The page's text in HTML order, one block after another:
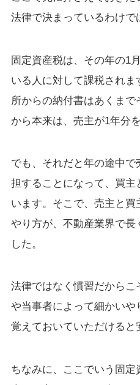
法律で決まっているわけで
固定資産税は、その年の1
いる人に対して課税され
所からの納付書はあくま
から本来は、売主が1年分
でも、それだと年の途中
担することになって、買主
います。そこで、売主と買
やり方が、不動産業界で長
した。
法律ではなく慣習だから
や当事者によって細かいや
覚えておいていただけると
ちなみに、ここでいう固